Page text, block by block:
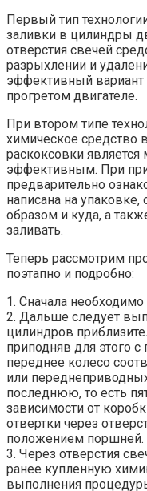
Первый тип
заливки в цилиндры
отверстия свечей
разрыхлении и
эффективный вариант
прогретом двигателе.
При втором типе
химическое средство
раскоксовки
эффективным. При
предварительно
написана на
образом и куда, а
заливать.
Теперь рассмотрим
поэтапно и подробно:
1. Сначала
2. Дальше следует
цилиндров
приподняв для этого
переднее колесо
или
последнюю, то есть
зависимости от
отвертки через
положением поршней.
3. Через отверстия
ранее купленную
выполнения